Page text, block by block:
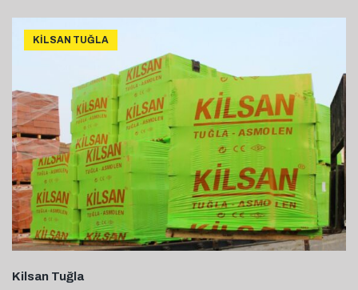
KILSAN TUĞLA
Kilsan Tuğla